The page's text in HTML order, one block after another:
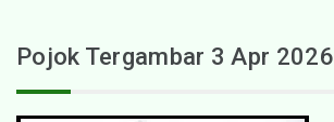
Pojok Tergambar 3 Apr 2026